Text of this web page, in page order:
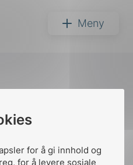
for å gi innhold og
for å levere sosiale
Meny